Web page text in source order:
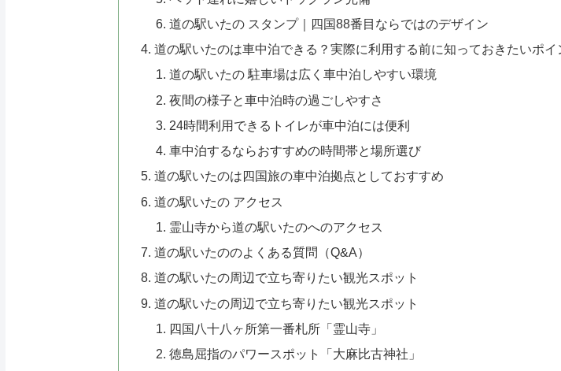
道の駅いたの スタンプ｜四国88番目ならではのデザイン
道の駅いたのは車中泊できる？実際に利用する前に知っておきたいポイ
道の駅いたの 駐車場は広く車中泊しやすい環境
夜間の様子と車中泊時の過ごしやすさ
24時間利用できるトイレが車中泊には便利
車中泊するならおすすめの時間帯と場所選び
道の駅いたのは四国旅の車中泊拠点としておすすめ
道の駅いたの アクセス
霊山寺から道の駅いたのへのアクセス
道の駅いたののよくある質問（Q&A）
道の駅いたの周辺で立ち寄りたい観光スポット
道の駅いたの周辺で立ち寄りたい観光スポット
四国八十八ヶ所第一番札所「霊山寺」
徳島屈指のパワースポット「大麻比古神社」